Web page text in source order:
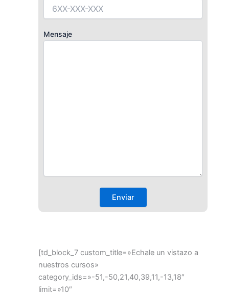
Mensaje
[td_block_7 custom_title=»Echale un vistazo a
nuestros cursos»
category_ids=»-51,-50,21,40,39,11,-13,18″
limit=»10″